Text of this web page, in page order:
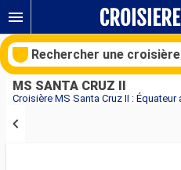
MS SANTA CRUZ II
Rechercher une croisière